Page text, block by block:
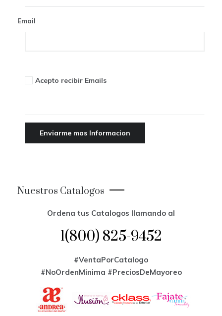
Email
Acepto recibir Emails
Nuestros Catalogos
Ordena tus Catalogos llamando al
1(800) 825-9452
#VentaPorCatalogo
#NoOrdenMinima #PreciosDeMayoreo